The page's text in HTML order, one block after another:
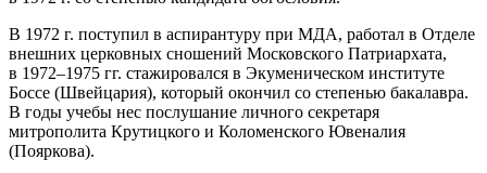
В 1972 г. поступил в аспирантуру при МДА, работал в Отделе
внешних церковных сношений Московского Патриархата,
в 1972–1975 гг. стажировался в Экуменическом институте
Боссе (Швейцария), который окончил со степенью бакалавра.
В годы учебы нес послушание личного секретаря
митрополита Крутицкого и Коломенского Ювеналия
(Пояркова).